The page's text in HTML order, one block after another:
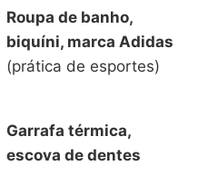
Roupa de banho,
biquíni, marca Adidas
(prática de esportes)
Garrafa térmica,
escova de dentes